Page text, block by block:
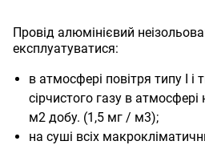
Провід алюмінієвий
експлуатуватися:
в атмосфері повітря типу I і
сірчистого газу в
м2 добу. (1,5 мг / м3);
на суші всіх